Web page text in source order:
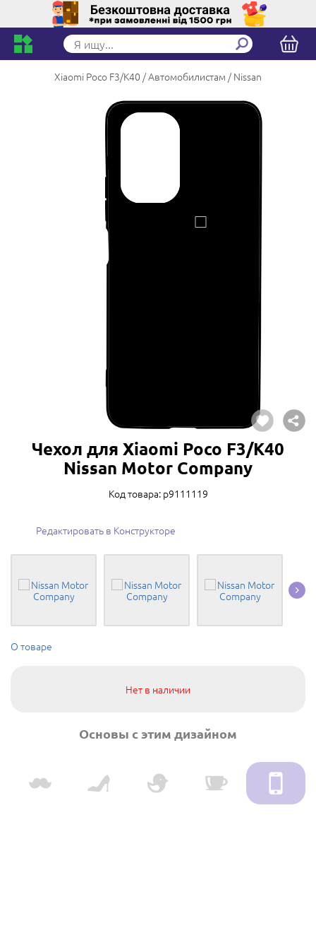
Xiaomi Poco F3/K40 Автомобилистам Nissan
Чехол для Xiaomi Poco F3/K40
Nissan Motor Company
Код товара: p9111119
Редактировать в Конструкторе
О товаре
Нет в наличии
Основы с этим дизайном